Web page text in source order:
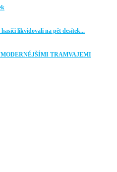
likvidovali na pět desítek...
TRAMVAJEMI